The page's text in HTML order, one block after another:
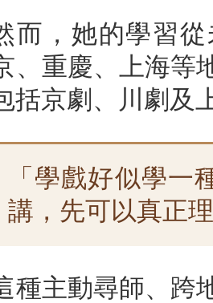
而，她的學習
、重慶、上海等
括京劇、川劇及
「學戲好似學一
講，先可以真正
種主動尋師、跨